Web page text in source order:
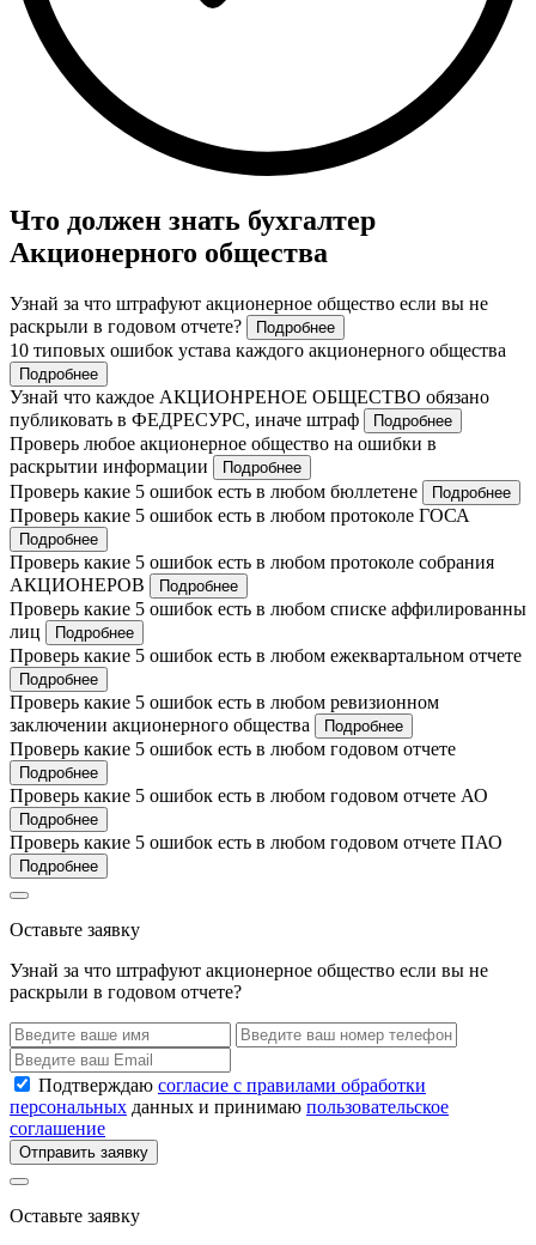
Что должен знать бухгалтер
Акционерного общества
Узнай за что штрафуют акционерное общество если вы не
раскрыли в годовом отчете?
Подробнее
10 типовых ошибок устава каждого акционерного общества
Подробнее
Узнай что каждое АКЦИОНРЕНОЕ ОБЩЕСТВО обязано
публиковать в ФЕДРЕСУРС, иначе штраф
Подробнее
Проверь любое акционерное общество на ошибки в
раскрытии информации
Подробнее
Проверь какие 5 ошибок есть в любом бюллетене Подробнее
Проверь какие 5 ошибок есть в любом протоколе ГОСА
Подробнее
Проверь какие 5 ошибок есть в любом протоколе собрания
АКЦИОНЕРОВ
Подробнее
Проверь какие 5 ошибок есть в любом списке аффилированны
лиц
Подробнее
Проверь какие 5 ошибок есть в любом ежеквартальном отчете
Подробнее
Проверь какие 5 ошибок есть в любом ревизионном
заключении акционерного общества
Подробнее
Проверь какие 5 ошибок есть в любом годовом отчете
Подробнее
Проверь какие 5 ошибок есть в любом годовом отчете АО
Подробнее
Проверь какие 5 ошибок есть в любом годовом отчете ПАО
Подробнее
Оставьте заявку
Узнай за что штрафуют акционерное общество если вы не
раскрыли в годовом отчете?
Подтверждаю согласие с правилами обработки
персональных данных и принимаю пользовательское
соглашение
Отправить заявку
Оставьте заявку